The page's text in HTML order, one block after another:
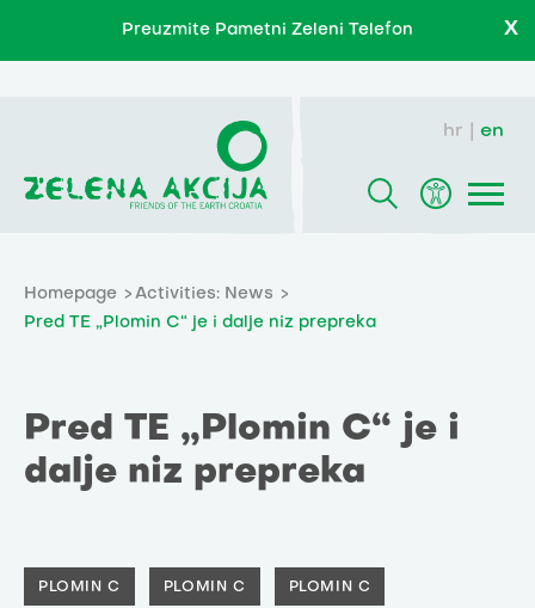
Preuzmite Pametni Zeleni Telefon X
hr en
Homepage
Activities: News
Pred TE „Plomin C“ je i dalje niz prepreka
Pred TE „Plomin C“ je i
dalje niz prepreka
PLOMIN C PLOMIN C PLOMIN C